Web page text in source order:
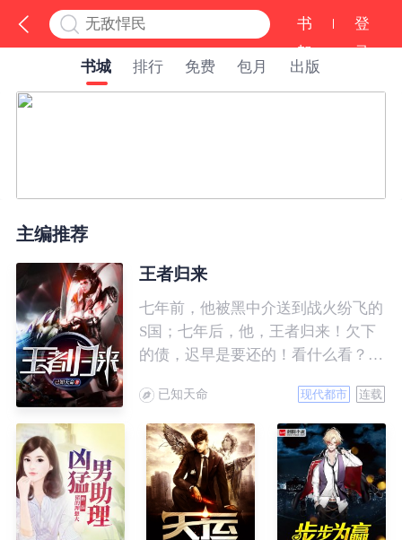
书
架
登
录
书城
排行 免费 包月 出版
主编推荐
王者归来
七年前，他被黑中介送到战火纷飞的
S国；七年后，他，王者归来！欠下
的债，迟早是要还的！看什么看？说
已知天命 现代都市 连载